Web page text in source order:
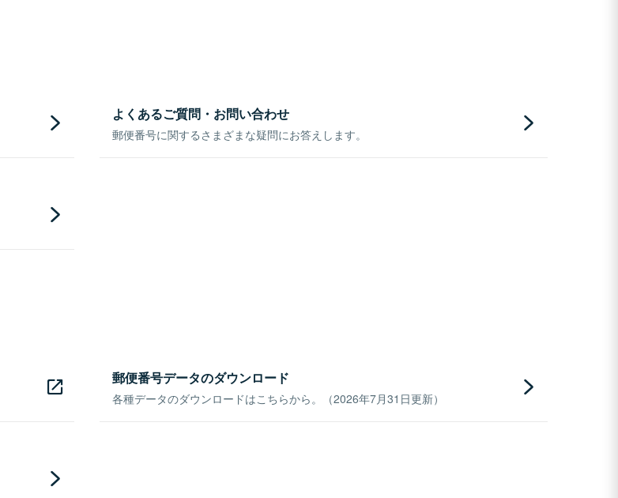
よくあるご質問・お問い合わせ
郵便番号に関するさまざまな疑問にお答えします。
郵便番号データのダウンロード
各種データのダウンロードはこちらから。（2026年7月31日更新）